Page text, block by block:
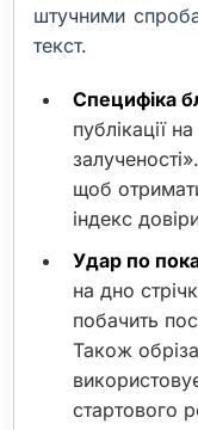
штучними
текст.
Специфіка
публікації
щоб
індекс
Удар по
на дно
побачить
Також
стартового